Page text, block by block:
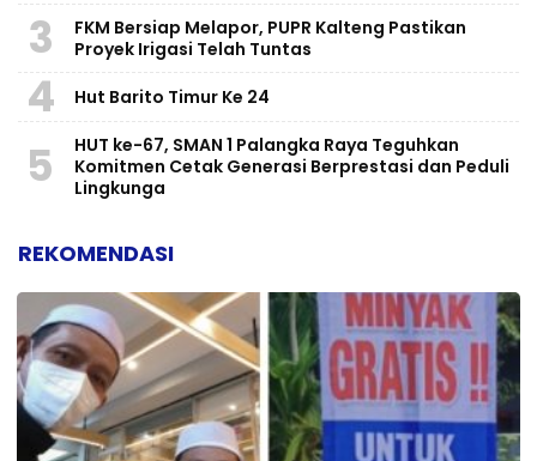
3
FKM Bersiap Melapor, PUPR Kalteng Pastikan
Proyek Irigasi Telah Tuntas
4 Hut Barito Timur Ke 24
5
HUT ke-67, SMAN 1 Palangka Raya Teguhkan
Komitmen Cetak Generasi Berprestasi dan Peduli
Lingkunga
REKOMENDASI